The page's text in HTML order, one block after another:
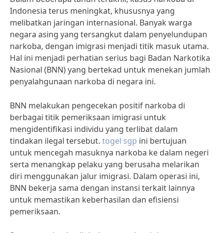
Indonesia terus meningkat, khususnya yang
melibatkan jaringan internasional. Banyak warga
negara asing yang tersangkut dalam penyelundupan
narkoba, dengan imigrasi menjadi titik masuk utama.
Hal ini menjadi perhatian serius bagi Badan Narkotika
Nasional (BNN) yang bertekad untuk menekan jumlah
penyalahgunaan narkoba di negara ini.
BNN melakukan pengecekan positif narkoba di
berbagai titik pemeriksaan imigrasi untuk
mengidentifikasi individu yang terlibat dalam
tindakan ilegal tersebut. togel sgp ini bertujuan
untuk mencegah masuknya narkoba ke dalam negeri
serta menangkap pelaku yang berusaha melarikan
diri menggunakan jalur imigrasi. Dalam operasi ini,
BNN bekerja sama dengan instansi terkait lainnya
untuk memastikan keberhasilan dan efisiensi
pemeriksaan.